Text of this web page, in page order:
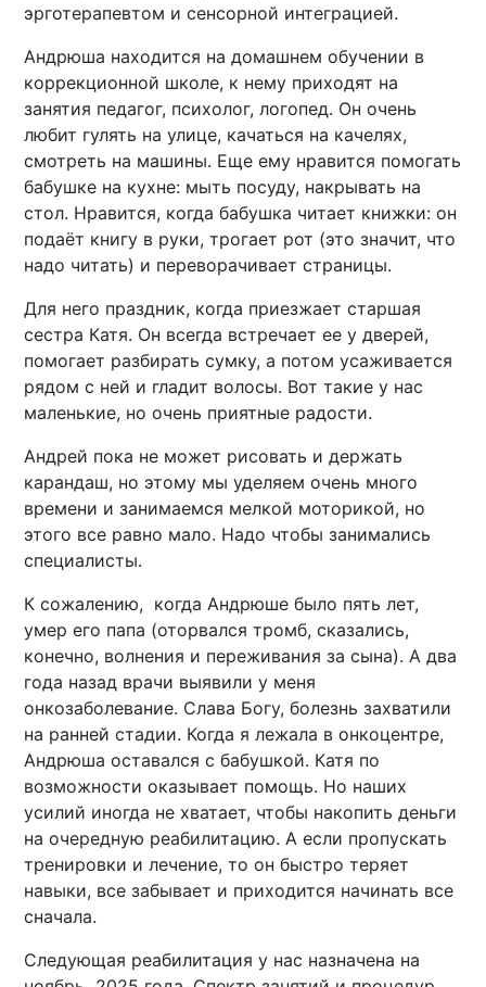
эрготерапевтом и сенсорной интеграцией.
Андрюша находится на домашнем обучении в
коррекционной школе, к нему приходят на
занятия педагог, психолог, логопед. Он очень
любит гулять на улице, качаться на качелях,
смотреть на машины. Еще ему нравится помогать
бабушке на кухне: мыть посуду, накрывать на
стол. Нравится, когда бабушка читает книжки: он
подаёт книгу в руки, трогает рот (это значит, что
надо читать) и переворачивает страницы.
Для него праздник, когда приезжает старшая
сестра Катя. Он всегда встречает ее у дверей,
помогает разбирать сумку, а потом усаживается
рядом с ней и гладит волосы. Вот такие у нас
маленькие, но очень приятные радости.
Андрей пока не может рисовать и держать
карандаш, но этому мы уделяем очень много
времени и занимаемся мелкой моторикой, но
этого все равно мало. Надо чтобы занимались
специалисты.
К сожалению, когда Андрюше было пять лет,
умер его папа (оторвался тромб, сказались,
конечно, волнения и переживания за сына). А два
года назад врачи выявили у меня
онкозаболевание. Слава Богу, болезнь захватили
на ранней стадии. Когда я лежала в онкоцентре,
Андрюша оставался с бабушкой. Катя по
возможности оказывает помощь. Но наших
усилий иногда не хватает, чтобы накопить деньги
на очередную реабилитацию. А если пропускать
тренировки и лечение, то он быстро теряет
навыки, все забывает и приходится начинать все
сначала.
Следующая реабилитация у нас назначена на